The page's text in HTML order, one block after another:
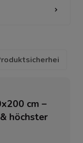
cm –
höchster